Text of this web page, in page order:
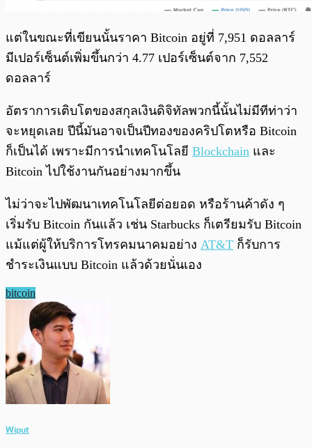
แต่ในขณะที่เขียนนั้นราคา Bitcoin อยู่ที่ 7,951 ดอลลาร์
มีเปอร์เซ็นต์เพิ่มขึ้นกว่า 4.77 เปอร์เซ็นต์จาก 7,552
ดอลลาร์
อัตราการเติบโตของสกุลเงินดิจิทัลพวกนี้นั้นไม่มีทีท่าว่า
จะหยุดเลย ปีนี้มันอาจเป็นปีทองของคริปโตหรือ Bitcoin
ก็เป็นได้ เพราะมีการนำเทคโนโลยี Blockchain และ
Bitcoin ไปใช้งานกันอย่างมากขึ้น
ไม่ว่าจะไปพัฒนาเทคโนโลยีต่อยอด หรือร้านค้าดัง ๆ
เริ่มรับ Bitcoin กันแล้ว เช่น Starbucks ก็เตรียมรับ Bitcoin
แม้แต่ผู้ให้บริการโทรคมนาคมอย่าง AT&T ก็รับการ
ชำระเงินแบบ Bitcoin แล้วด้วยนั่นเอง
bitcoin
Wiput